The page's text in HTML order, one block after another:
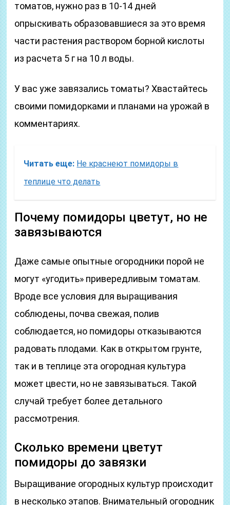
томатов, нужно раз в 10-14 дней
опрыскивать образовавшиеся за это время
части растения раствором борной кислоты
из расчета 5 г на 10 л воды.
У вас уже завязались томаты? Хвастайтесь
своими помидорками и планами на урожай в
комментариях.
Читать еще: Не краснеют помидоры в
теплице что делать
Почему помидоры цветут, но не
завязываются
Даже самые опытные огородники порой не
могут «угодить» привередливым томатам.
Вроде все условия для выращивания
соблюдены, почва свежая, полив
соблюдается, но помидоры отказываются
радовать плодами. Как в открытом грунте,
так и в теплице эта огородная культура
может цвести, но не завязываться. Такой
случай требует более детального
рассмотрения.
Сколько времени цветут
помидоры до завязки
Выращивание огородных культур происходит
в несколько этапов. Внимательный огородник